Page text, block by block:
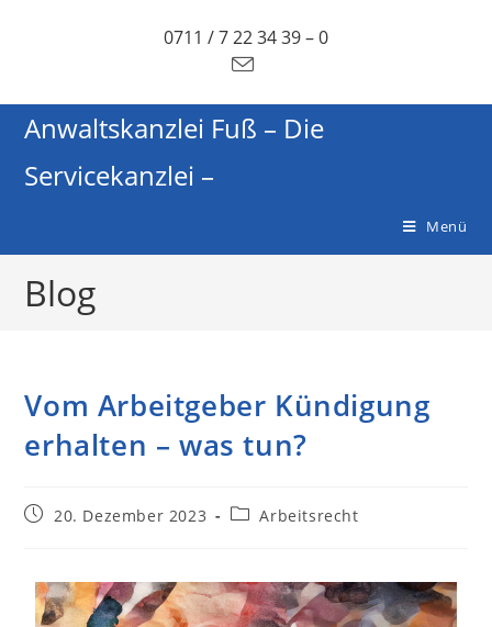
0711 / 7 22 34 39 – 0
Anwaltskanzlei Fuß – Die
Servicekanzlei –
Menü
Blog
Vom Arbeitgeber Kündigung
erhalten – was tun?
20. Dezember 2023 Arbeitsrecht